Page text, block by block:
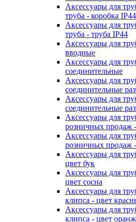
Аксессуары для
труба - коробка IP44
Аксессуары для
труба - труба IP44
Аксессуары для
вводные
Аксессуары для
соединительные
Аксессуары для
соединительные
Аксессуары для
соединительные
Аксессуары для
розничных продаж
Аксессуары для
розничных продаж
Аксессуары для
цвет бук
Аксессуары для
цвет сосна
Аксессуары для
клипса - цвет
Аксессуары для
клипса - цвет